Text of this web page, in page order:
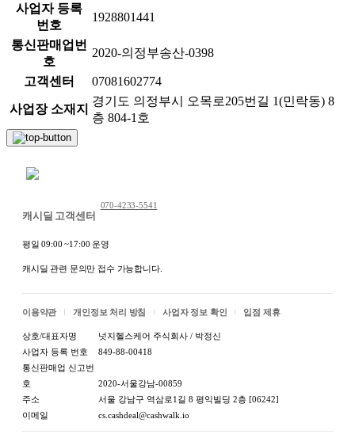
사업자 등록
번호
1928801441
통신판매업번
호
2020-의정부송산-0398
고객센터 07081602774
사업장 소재지
경기도 의정부시 오목로205번길 1(민락동) 8
층 804-1호
캐시딜 고객센터
070-4233-5541
평일 09:00 ~17:00 운영
캐시딜 관련 문의만 접수 가능합니다.
이용약관 개인정보 처리 방침 사업자 정보 확인 입점 제휴
상호/대표자명
넛지헬스케어 주식회사 / 박정신
사업자 등록 번호
849-88-00418
통신판매업 신고번
호
2020-서울강남-00859
주소
서울 강남구 역삼로1길 8 평익빌딩 2층 [06242]
이메일
cs.cashdeal@cashwalk.io